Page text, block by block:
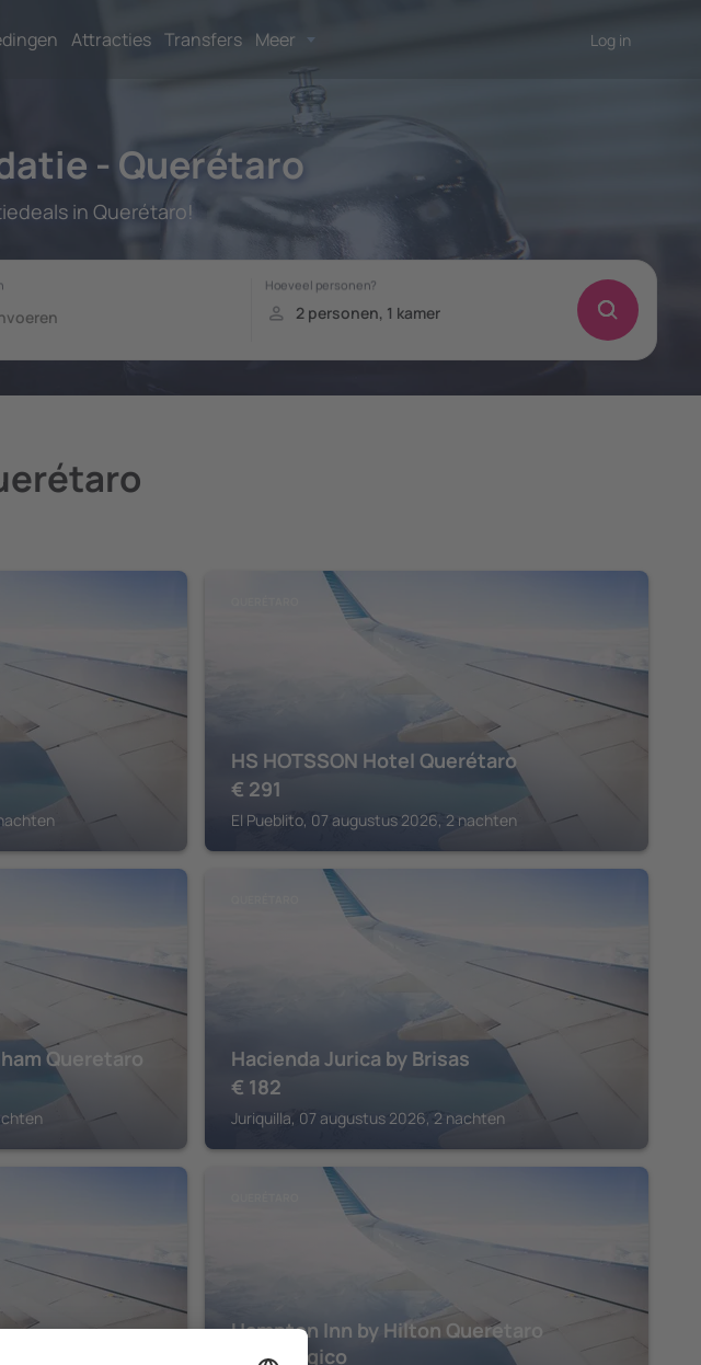
Attracties Transfers Meer Log in
- Querétaro
in Querétaro!
HS HOTSSON Hotel Querétaro
€ 291
El Pueblito, 07 augustus 2026, 2 nachten
Queretaro
Hacienda Jurica by Brisas
€ 182
Juriquilla, 07 augustus 2026, 2 nachten
by IHG
Hampton Inn by Hilton Queretaro
Tecnologico